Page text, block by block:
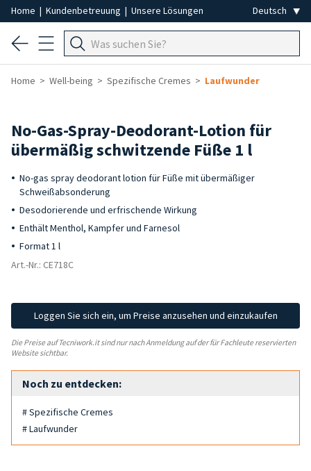
Home | Kundenbetreuung | Unsere Lösungen
Home Well-being Spezifische Cremes Laufwunder
No-Gas-Spray-Deodorant-Lotion für
übermäßig schwitzende Füße 1 l
No-gas spray deodorant lotion für Füße mit übermäßiger
Schweißabsonderung
Desodorierende und erfrischende Wirkung
Enthält Menthol, Kampfer und Farnesol
Format 1 l
Art.-Nr.: CE718C
Loggen Sie sich ein, um Preise anzusehen und einzukaufen
Die Preise auf Tecniwork.it sind nur nach Anmeldung auf der für Fachleute reservierten
Website sichtbar.
Noch zu entdecken:
# Spezifische Cremes
# Laufwunder